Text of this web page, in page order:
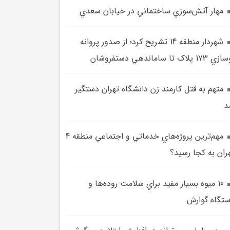
مهار آتش‌سوزي ساختماني در خيابان سعدي
شهردار منطقه 14 تشريح کرد؛ از صدور پروانه
پلاک تا ساماندهي دستفروشان
متهم به قتل کارمند زن دانشگاه تهران دستگير
مهم‌ترين پروژه‌هاي خدماتي و اجتماعي منطقه 4
به کجا رسيد؟
10 ميوه‌ بسيار مفيد براي سلامت روده‌ها و
گوارش